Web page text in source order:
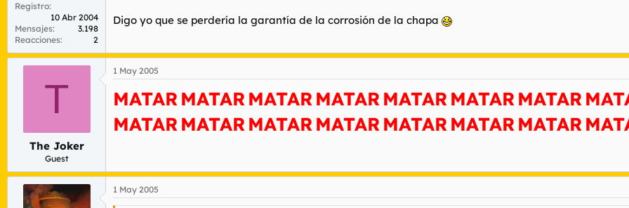
Registro
10 Abr 2004
Mensajes
3.198
Reacciones
2
Digo yo que se perdería la garantía de la corrosión de la chapa
T
The Joker
Guest
1 May 2005
MATARMATARMATARMATARMATARMATARMATAR
MATARMATARMATARMATARMATARMATARMATAR
1 May 2005